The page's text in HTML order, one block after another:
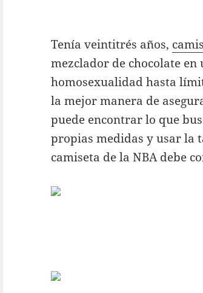
Tenía veintitrés años,
mezclador de chocolate
homosexualidad hasta
la mejor manera de
puede encontrar lo que
propias medidas y usar la
camiseta de la NBA debe